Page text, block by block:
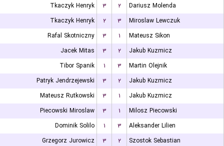
Tkaczyk Henryk
۳ ۲
Dariusz Molenda
Tkaczyk Henryk
۲ ۳
Miroslaw Lewczuk
Rafal Skotniczny
۳ ۱
Mateusz Sikon
Jacek Mitas
۳ ۲
Jakub Kuzmicz
Tibor Spanik
۱ ۳
Martin Olejnik
Patryk Jendrzejewski
۳ ۲
Jakub Kuzmicz
Mateusz Rutkowski
۳ ۱
Jakub Kuzmicz
Piecowski Miroslaw
۳ ۱
Milosz Piecowski
Dominik Solilo
۱ ۳
Aleksander Lilien
Grzegorz Jurowicz
۳ ۲
Szostok Sebastian